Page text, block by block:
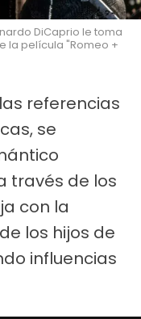
DiCaprio le toma
la película "Romeo +
referencias
se
través de los
con la
los hijos de
influencias